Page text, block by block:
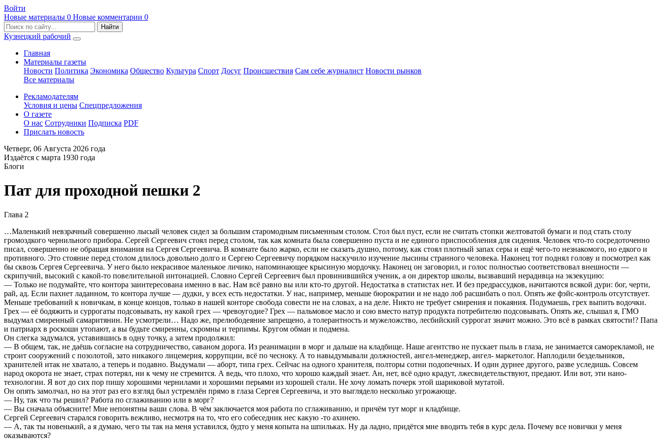
Войти
Новые материалы 0 Новые комментарии 0
Кузнецкий рабочий
Главная
Материалы газеты
Новости Политика Экономика Общество Культура Спорт Досуг Происшествия Сам себе журналист Новости рынков
Все материалы
Рекламодателям
Условия и цены Спецпредложения
О газете
О нас Сотрудники Подписка PDF
Прислать новость
Четверг, 06 Августа 2026 года
Издаётся с марта 1930 года
Блоги
Пат для проходной пешки 2
Глава 2
…Маленький невзрачный совершенно лысый человек сидел за большим старомодным письменным столом. Стол был пуст, если не считать стопки желтоватой бумаги и под стать столу
громоздкого чернильного прибора. Сергей Сергеевич стоял перед столом, так как комната была совершенно пуста и не единого приспособления для сидения. Человек что-то сосредоточенно
писал, совершенно не обращая внимания на Сергея Сергеевича. В комнате было жарко, если не сказать душно, потому, как стоял плотный запах серы и ещё чего-то незнакомого, но едкого и
противного. Это стояние перед столом длилось довольно долго и Сергею Сергеевичу порядком наскучило изучение лысины странного человека. Наконец тот поднял голову и посмотрел как
бы сквозь Сергея Сергеевича. У него было некрасивое маленькое личико, напоминающее крысиную мордочку. Наконец он заговорил, и голос полностью соответствовал внешности —
скрипучий, высокий с какой-то повелительной интонацией. Словно Сергей Сергеевич был провинившийся ученик, а он директор школы, вызвавший нерадивца на экзекуцию:
— Только не подумайте, что контора заинтересована именно в вас. Нам всё равно вы или кто-то другой. Недостатка в статистах нет. И без предрассудков, начитаются всякой дури: бог, черти,
рай, ад. Если пахнет ладанном, то контора лучше — дудки, у всех есть недостатки. У нас, например, меньше бюрократии и не надо лоб расшибать о пол. Опять же фэйс-контроль отсутствует.
Меньше требований к новичкам, в конце концов, только в нашей конторе свобода совести не на словах, а на деле. Никто не требует смирения и покаяния. Подумаешь, грех выпить водочки.
Грех — её бодяжить и суррогаты подсовывать, ну какой грех — чревоугодие? Грех — пальмовое масло и сою вместо натур продукта потребителю подсовывать. Опять же, слышал я, ГМО
выдумал смиренный самаритянин. Не усмотрели… Надо же, прелюбодеяние запрещено, а толерантность и мужеложство, лесбийский суррогат значит можно. Это всё в рамках святости!? Папа
и патриарх в роскоши утопают, а вы будьте смиренны, скромны и терпимы. Кругом обман и подмена.
Он слегка задумался, уставившись в одну точку, а затем продолжил:
— В общем, так, не даёшь согласие на сотрудничество, саваном дорога. Из реанимации в морг и дальше на кладбище. Наше агентство не пускает пыль в глаза, не занимается саморекламой, не
строит сооружений с позолотой, зато никакого лицемерия, коррупции, всё по чесноку. А то навыдумывали должностей, ангел-менеджер, ангел- маркетолог. Наплодили бездельников,
хранителей итак не хватало, а теперь и подавно. Выдумали — аборт, типа грех. Сейчас на одного хранителя, полторы сотни подопечных. И один дурнее другого, разве уследишь. Совсем
народ окорота не знает, страх потерял, ни к чему не стремится. А ведь, что плохо, что хорошо каждый знает. Ан, нет, всё одно крадут, лжесвидетельствуют, предают. Или вот, эти нано-
технологии. Я вот до сих пор пишу хорошими чернилами и хорошими перьями из хорошей стали. Не хочу ломать почерк этой шариковой мутатой.
Он опять замолчал, но на этот раз его взгляд был устремлён прямо в глаза Сергея Сергеевича, и это выглядело несколько угрожающе.
— Ну, так что ты решил? Работа по сглаживанию или в морг?
— Вы сначала объясните! Мне непонятны ваши слова. В чём заключается моя работа по сглаживанию, и причём тут морг и кладбище.
Сергей Сергеевич старался говорить вежливо, несмотря на то, что его собеседник нес какую -то ахинею.
— А, так ты новенький, а я думаю, чего ты так на меня уставился, будто у меня копыта на шпильках. Ну да ладно, придётся мне вводить тебя в курс дела. Почему все новички у меня
оказываются?